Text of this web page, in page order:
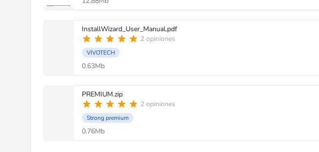
InstallWizard_User_Manual.pdf
2 opiniones
VIVOTECH
0.63Mb
PREMIUM.zip
2 opiniones
Strong premium
0.76Mb